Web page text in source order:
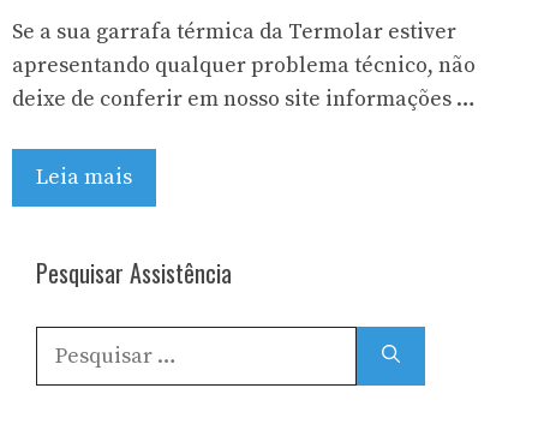
Se a sua garrafa térmica da Termolar estiver
apresentando qualquer problema técnico, não
deixe de conferir em nosso site informações …
Leia mais
Pesquisar Assistência
Pesquisar
por: